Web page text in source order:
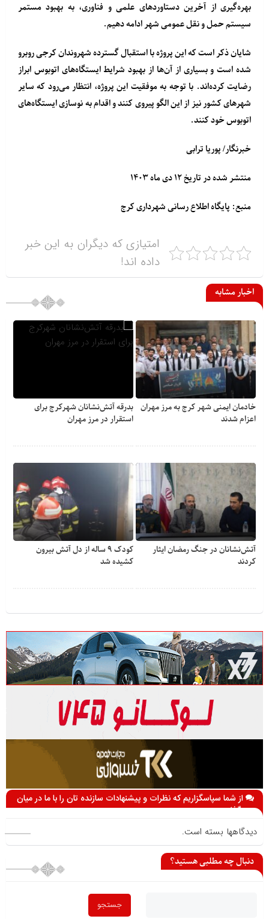
بهره‌گیری از آخرین دستاوردهای علمی و فناوری، به بهبود مستمر
سیستم حمل و نقل عمومی شهر ادامه دهیم.
شایان ذکر است که این پروژه با استقبال گسترده شهروندان کرجی روبرو
شده است و بسیاری از آن‌ها از بهبود شرایط‌ ایستگاه‌های اتوبوس ابراز
رضایت کرده‌اند. با توجه به موفقیت این پروژه، انتظار می‌رود که سایر
شهرهای کشور نیز از این الگو پیروی کنند و اقدام به نوسازی‌ ایستگاه‌های
اتوبوس خود کنند.
خبرنگار/ پوریا ترابی
منتشر شده در تاریخ ۱۲ دی ماه ۱۴۰۳
منبع: پایگاه اطلاع رسانی شهرداری کرج
امتیازی که دیگران به این خبر
داده اند!
اخبار مشابه
خادمان ایمنی شهر کرج به مرز مهران
اعزام شدند
بدرقه آتش‌نشانان شهرکرج برای
استقرار در مرز مهران
آتش‌نشانان در جنگ رمضان ایثار
کردند
کودک ۹ ساله از دل آتش بیرون
کشیده شد
از شما سپاسگزاریم که نظرات و پیشنهادات سازنده تان را با ما در میان
می گذارید
دیدگاهها بسته است.
دنبال چه مطلبی هستید؟